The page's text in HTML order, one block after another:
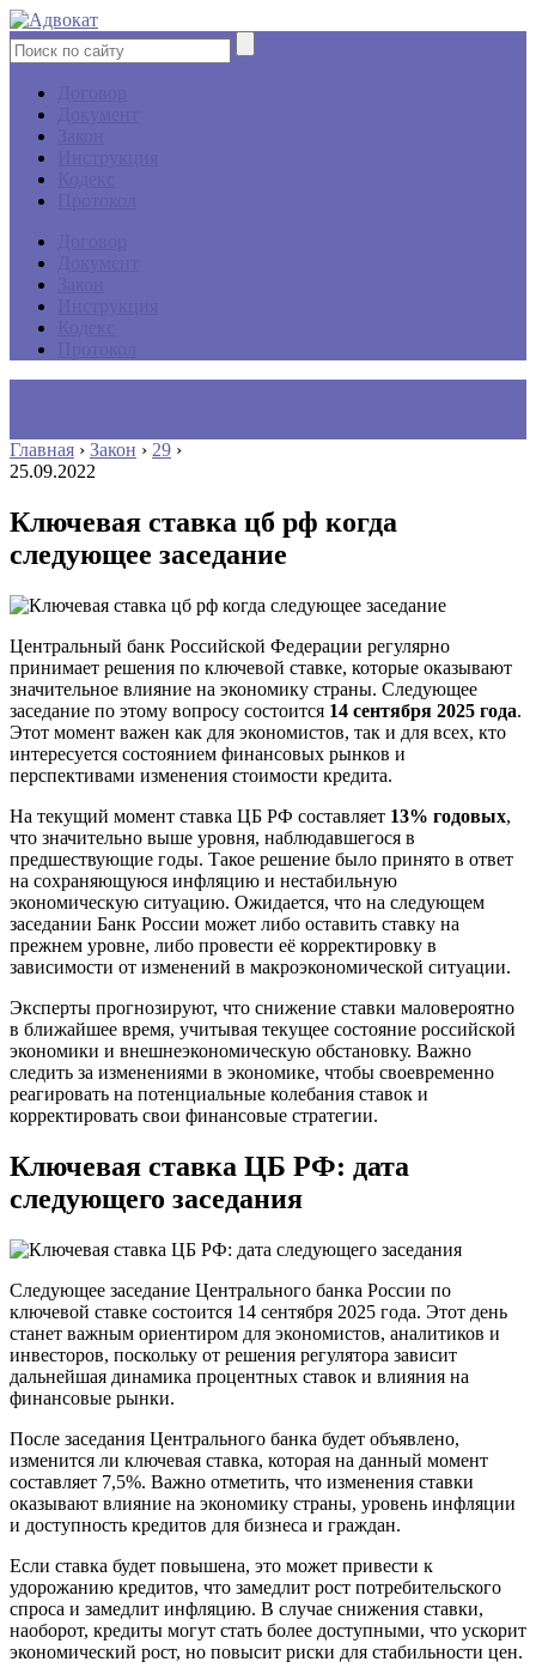
Главная › Закон › 29 ›
25.09.2022
Ключевая ставка цб рф когда
следующее заседание
Центральный банк Российской Федерации регулярно
принимает решения по ключевой ставке, которые оказывают
значительное влияние на экономику страны. Следующее
заседание по этому вопросу состоится 14 сентября 2025 года.
Этот момент важен как для экономистов, так и для всех, кто
интересуется состоянием финансовых рынков и
перспективами изменения стоимости кредита.
На текущий момент ставка ЦБ РФ составляет 13% годовых,
что значительно выше уровня, наблюдавшегося в
предшествующие годы. Такое решение было принято в ответ
на сохраняющуюся инфляцию и нестабильную
экономическую ситуацию. Ожидается, что на следующем
заседании Банк России может либо оставить ставку на
прежнем уровне, либо провести её корректировку в
зависимости от изменений в макроэкономической ситуации.
Эксперты прогнозируют, что снижение ставки маловероятно
в ближайшее время, учитывая текущее состояние российской
экономики и внешнеэкономическую обстановку. Важно
следить за изменениями в экономике, чтобы своевременно
реагировать на потенциальные колебания ставок и
корректировать свои финансовые стратегии.
Ключевая ставка ЦБ РФ: дата
следующего заседания
Следующее заседание Центрального банка России по
ключевой ставке состоится 14 сентября 2025 года. Этот день
станет важным ориентиром для экономистов, аналитиков и
инвесторов, поскольку от решения регулятора зависит
дальнейшая динамика процентных ставок и влияния на
финансовые рынки.
После заседания Центрального банка будет объявлено,
изменится ли ключевая ставка, которая на данный момент
составляет 7,5%. Важно отметить, что изменения ставки
оказывают влияние на экономику страны, уровень инфляции
и доступность кредитов для бизнеса и граждан.
Если ставка будет повышена, это может привести к
удорожанию кредитов, что замедлит рост потребительского
спроса и замедлит инфляцию. В случае снижения ставки,
наоборот, кредиты могут стать более доступными, что ускорит
экономический рост, но повысит риски для стабильности цен.